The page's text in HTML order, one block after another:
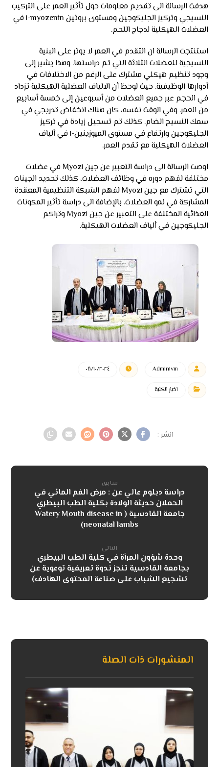
هدفت الرسالة الى تقديم معلومات حول تأثير العمر على التركيب
النسيجي وتركيز الجليكوجين ومستوى بروتين myozenin-١ في
العضلات الهيكلية لدجاج اللحم.
استنتجت الرسالة ان التقدم في العمر لا يوثر على البنية
النسيجية للعضلات الثلاثة التي تم دراستها. وهذا يشير إلى
وجود تنظيم هيكلي مشترك على الرغم من الاختلافات في
أدوارها الوظيفية. حيث لوحظ أن الالياف العضلية الهيكلية تزداد
في الحجم عبر جميع العضلات من أسبوعين إلى خمسة أسابيع
من العمر. وفي الوقت نفسه، كان هناك انخفاض تدريجي في
سمك النسيج الضام. كذلك تم تسجيل زيادة في تركيز
الجليكوجين وارتفاع في مستوى الميوزينين-١ في ألياف
العضلات الهيكلية مع تقدم العمر.
اوصت الرسالة الى دراسة التعبير عن جين Myoz١ في عضلات
مختلفة لفهم دوره في وظائف العضلات، كذلك تحديد الجينات
التي تشترك مع جين Myoz١ لفهم الشبكة التنظيمية المعقدة
المشاركة في نمو العضلات. بالإضافة الى دراسة تأثير المكونات
الغذائية المختلفة على التعبير عن جين Myoz١ وتراكم
الجليكوجين في ألياف العضلات الهيكلية.
Admin١vm ٠٨/١٠/٢٠٢٤
اخبار الكلية
سابق
دراسة دبلوم عالي عن : مرض الفم المائي في
الحملان حديثة الولادة بكلية الطب البيطري
جامعة القادسية ( Watery Mouth disease in
neonatal lambs)
التالي
وحدة شؤون المرأة في كلية الطب البيطري
بجامعة القادسية تنجز ندوة تعريفية توعوية عن
تشجيع الشباب على صناعة المحتوى الهادف)
المنشورات ذات الصلة